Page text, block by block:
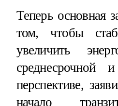
Теперь основная
том, чтобы
увеличить
среднесрочной
перспективе,
начало